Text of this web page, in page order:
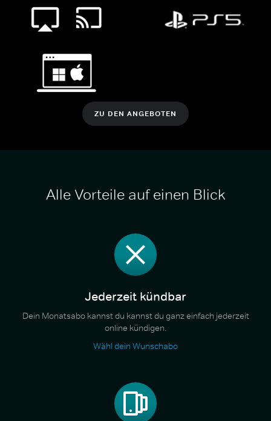
ZU DEN ANGEBOTEN
Alle Vorteile auf einen Blick
Jederzeit kündbar
Dein Monatsabo kannst du kannst du ganz einfach jederzeit
online kündigen.
Wähl dein Wunschabo